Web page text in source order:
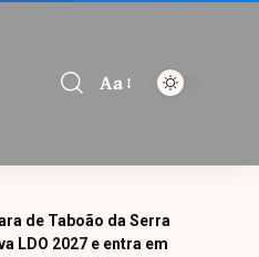
Font
Aa
de Taboão da Serra
LDO 2027 e entra em